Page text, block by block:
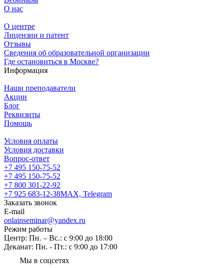
О нас
О центре
Лицензии и патент
Отзывы
Сведения об образовательной организации
Где остановиться в Москве?
Информация
Наши преподаватели
Акции
Блог
Реквизиты
Помощь
Условия оплаты
Условия доставки
Вопрос-ответ
+7 495 150-75-52
+7 495 150-75-52
+7 800 301-22-92
+7 925 683-12-38MAX, Telegram
Заказать звонок
E-mail
onlainseminar@yandex.ru
Режим работы
Центр: Пн. – Вс.: с 9:00 до 18:00
Деканат: Пн. - Пт.: с 9:00 до 17:00
Мы в соцсетях